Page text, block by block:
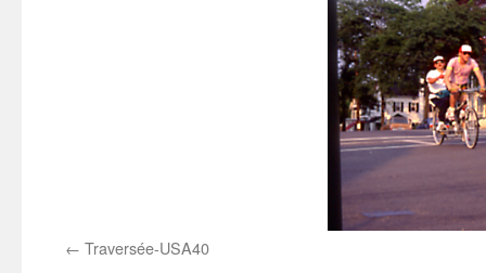
Traversée-USA40